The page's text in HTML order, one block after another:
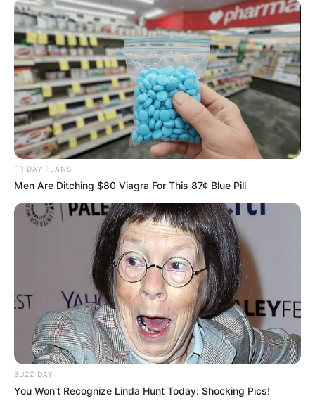
FRIDAY PLANS
Men Are Ditching $80 Viagra For This 87¢ Blue Pill
BUZZ DAY
You Won't Recognize Linda Hunt Today: Shocking Pics!